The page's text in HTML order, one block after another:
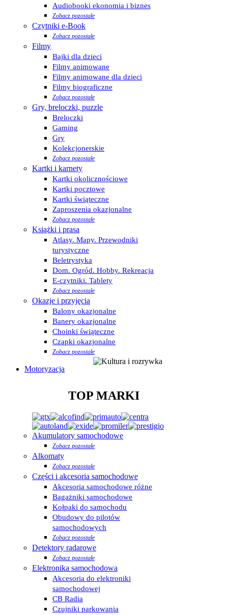
Audiobooki ekonomia i biznes
Zobacz pozostałe
Czytniki e-Book
Zobacz pozostałe
Filmy
Bajki dla dzieci
Filmy animowane
Filmy animowane dla dzieci
Filmy biograficzne
Zobacz pozostałe
Gry, breloczki, puzzle
Breloczki
Gaming
Gry
Kolekcjonerskie
Zobacz pozostałe
Kartki i karnety
Kartki okolicznościowe
Kartki pocztowe
Kartki świąteczne
Zaproszenia okazjonalne
Zobacz pozostałe
Książki i prasa
Atlasy. Mapy. Przewodniki
turystyczne
Beletrystyka
Dom. Ogród. Hobby. Rekreacja
E-czytniki. Tablety
Zobacz pozostałe
Okazje i przyjęcia
Balony okazjonalne
Banery okazjonalne
Choinki świąteczne
Czapki okazjonalne
Zobacz pozostałe
Motoryzacja
TOP MARKI
Akumulatory samochodowe
Zobacz pozostałe
Alkomaty
Zobacz pozostałe
Części i akcesoria samochodowe
Akcesoria samochodowe różne
Bagażniki samochodowe
Kołpaki do samochodu
Obudowy do pilotów
samochodowych
Zobacz pozostałe
Detektory radarowe
Zobacz pozostałe
Elektronika samochodowa
Akcesoria do elektroniki
samochodowej
CB Radia
Czujniki parkowania